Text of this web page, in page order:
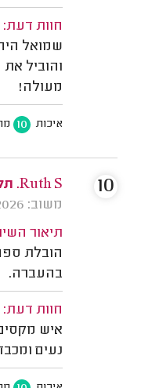
חוות דעת:
שמואל
והוביל
מעולה!
איכות 10
Ruth S. תל אביב.
משוב: 15/07/2026
תיאור
הובלת
בהעברה.
חוות דעת:
איש
נעים
10